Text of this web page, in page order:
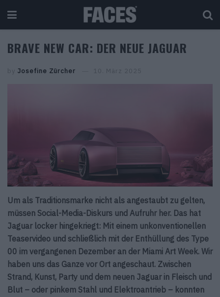
BRAVE NEW CAR: DER NEUE JAGUAR
by Josefine Zürcher 10. März 2025
Um als Traditionsmarke nicht als angestaubt zu gelten,
müssen Social-Media-Diskurs und Aufruhr her. Das hat
Jaguar locker hingekriegt: Mit einem unkonventionellen
Teaservideo und schließlich mit der Enthüllung des Type
00 im vergangenen Dezember an der Miami Art Week. Wir
haben uns das Ganze vor Ort angeschaut. Zwischen
Strand, Kunst, Party und dem neuen Jaguar in Fleisch und
Blut – oder pinkem Stahl und Elektroantrieb – konnten